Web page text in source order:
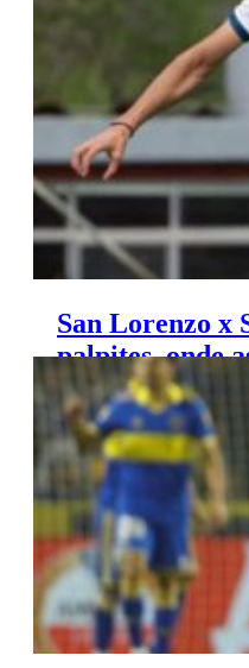
Campeonato
San Lorenzo x
palpites, onde
–